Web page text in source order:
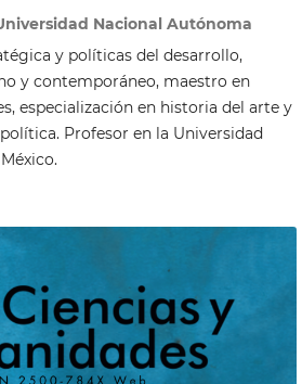
Nacional Autónoma
y políticas del desarrollo,
y contemporáneo, maestro en
especialización en historia del arte y
Profesor en la Universidad